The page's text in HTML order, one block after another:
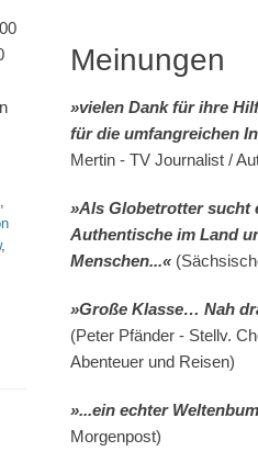
,
,
Meinungen
»vielen Dank für ihre
für die umfangreichen
Mertin - TV Journalist /
»Als Globetrotter sucht
Authentische im Land
Menschen...«
»Große Klasse… Nah
(Peter Pfänder - Stellv.
Abenteuer und Reisen)
»...ein echter
Morgenpost)